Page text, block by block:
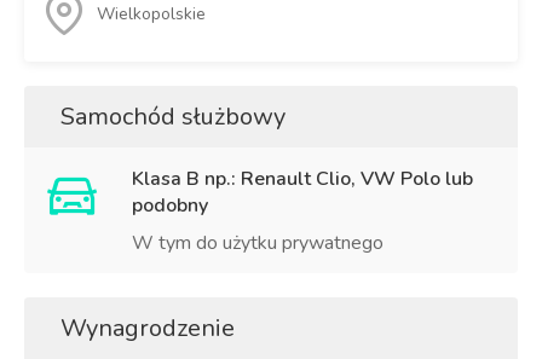
Wielkopolskie
Samochód służbowy
Klasa B np.: Renault Clio, VW Polo lub
podobny
W tym do użytku prywatnego
Wynagrodzenie